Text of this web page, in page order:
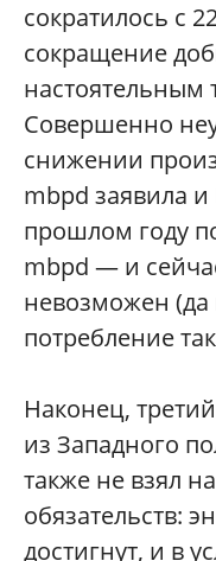
сократилось с
сокращение
настоятельным
Совершенно
снижении
mbpd заявила и
прошлом году
mbpd — и
невозможен (да
потребление
Наконец,
из Западного
также не взял
обязательств:
достигнут, и в